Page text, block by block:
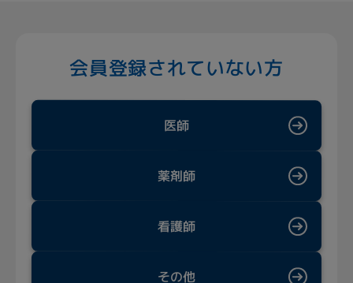
会員登録されていない方
医師
薬剤師
看護師
その他